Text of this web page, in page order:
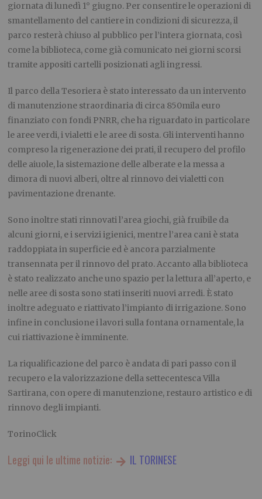
giornata di lunedì 1° giugno. Per consentire le operazioni di
smantellamento del cantiere in condizioni di sicurezza, il
parco resterà chiuso al pubblico per l’intera giornata, così
come la biblioteca, come già comunicato nei giorni scorsi
tramite appositi cartelli posizionati agli ingressi.
Il parco della Tesoriera è stato interessato da un intervento
di manutenzione straordinaria di circa 850mila euro
finanziato con fondi PNRR, che ha riguardato in particolare
le aree verdi, i vialetti e le aree di sosta. Gli interventi hanno
compreso la rigenerazione dei prati, il recupero del profilo
delle aiuole, la sistemazione delle alberate e la messa a
dimora di nuovi alberi, oltre al rinnovo dei vialetti con
pavimentazione drenante.
Sono inoltre stati rinnovati l’area giochi, già fruibile da
alcuni giorni, e i servizi igienici, mentre l’area cani è stata
raddoppiata in superficie ed è ancora parzialmente
transennata per il rinnovo del prato. Accanto alla biblioteca
è stato realizzato anche uno spazio per la lettura all’aperto, e
nelle aree di sosta sono stati inseriti nuovi arredi. È stato
inoltre adeguato e riattivato l’impianto di irrigazione. Sono
infine in conclusione i lavori sulla fontana ornamentale, la
cui riattivazione è imminente.
La riqualificazione del parco è andata di pari passo con il
recupero e la valorizzazione della settecentesca Villa
Sartirana, con opere di manutenzione, restauro artistico e di
rinnovo degli impianti.
TorinoClick
Leggi qui le ultime notizie: IL TORINESE